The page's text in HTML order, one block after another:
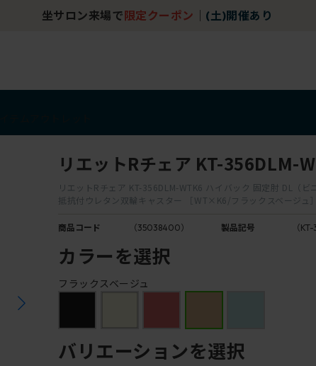
坐サロン来場で 限定クーポン (土)開催あり
リエットRチェア KT-356DLM-
リエットRチェア KT-356DLM-WTK6 ハイバック 固定肘 DL（ビ
抵抗付ウレタン双輪キャスター ［WT×K6/フラックスベージュ］
商品コード （35038400） 製品記号 （
カラーを選択
フラックスベージュ
バリエーションを選択